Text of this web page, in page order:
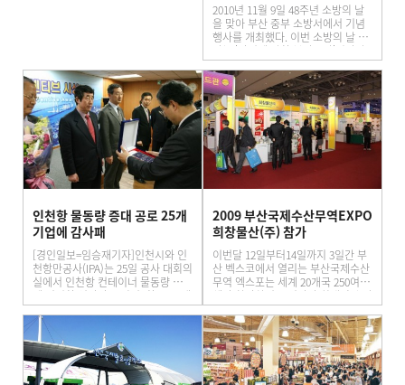
2010년 11월 9일 48주년 소방의 날
을 맞아 부산 중부 소방서에서 기념
행사를 개최했다. 이번 소방의 날 행
사는 '안전에 강한 부산소방'이란 슬
로건 아래 소방의 미래를 향한 다짐
의 날로 진행된 가운데…
인천항 물동량 증대 공로 25개
기업에 감사패
[경인일보=임승재기자]인천시와 인
천항만공사(IPA)는 25일 공사 대회의
실에서 인천항 컨테이너 물동량 증대
에 기여한 선사와 포워더, 화주, 보세
창고 운영업체 등 25곳에 감사패를
수여했다.이날 감사패를 받은 선사는
…
2009 부산국제수산무역EXPO
희창물산(주) 참가
이번달 12일부터14일까지 3일간 부
산 벡스코에서 열리는 부산국제수산
무역 엑스포는 세계 20개국 250여 업
체가 참가하며 우리나라 최대의 수산
전문 종합 박람회이며 동시에 국내
유일의 수산종합전문 전시회입니다.
올해로…